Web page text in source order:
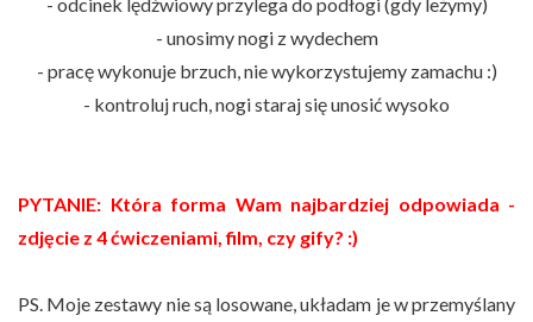
- unosimy nogi z wydechem
- pracę wykonuje brzuch, nie wykorzystujemy zamachu :)
- kontroluj ruch, nogi staraj się unosić wysoko
PYTANIE: Która forma Wam najbardziej odpowiada -
zdjęcie z 4 ćwiczeniami, film, czy gify? :)
PS. Moje zestawy nie są losowane, układam je w przemyślany